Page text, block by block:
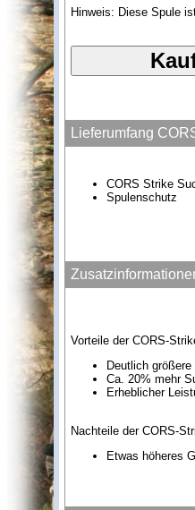
Hinweis: Diese Spule
Lieferumfang
CORS Strike
Spulenschutz
Vorteile der CORS-
Deutlich
Ca. 20% mehr
Erheblicher
Nachteile der CORS-
Etwas höheres